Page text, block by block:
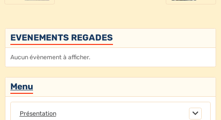
EVENEMENTS REGADES
Aucun évènement à afficher.
Menu
Présentation